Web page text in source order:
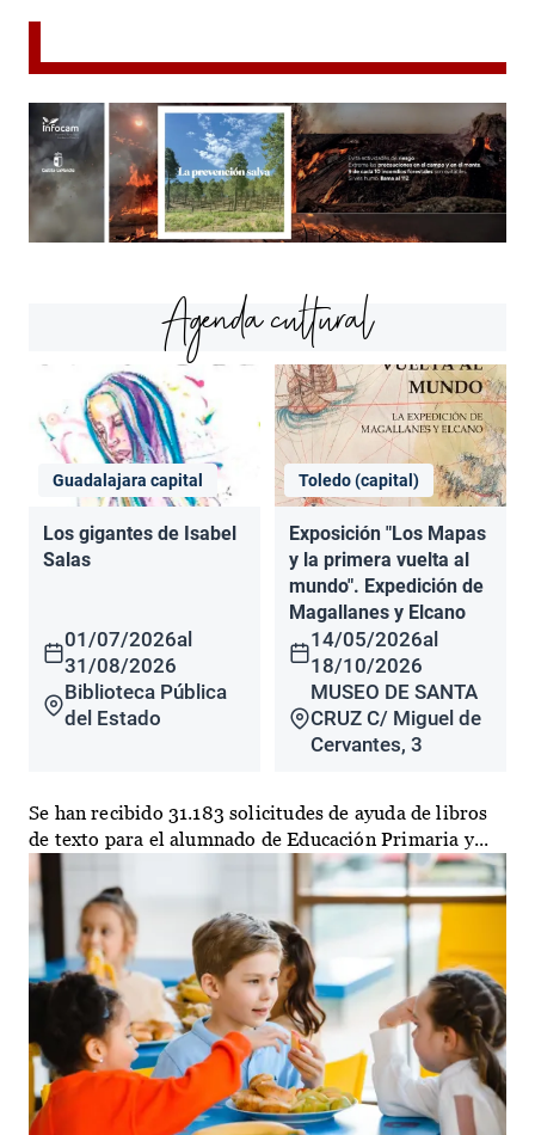
Agenda cultural
Guadalajara capital
Los gigantes de Isabel
Salas
01/07/2026al
31/08/2026
Biblioteca Pública
del Estado
Toledo (capital)
Exposición "Los Mapas
y la primera vuelta al
mundo". Expedición de
Magallanes y Elcano
14/05/2026al
18/10/2026
MUSEO DE SANTA
CRUZ C/ Miguel de
Cervantes, 3
Se han recibido 31.183 solicitudes de ayuda de libros
de texto para el alumnado de Educación Primaria y...